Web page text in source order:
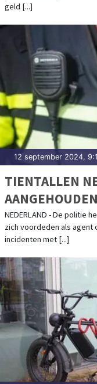
geld [...]
12 september 2024,
TIENTALLEN
AANGEHOUDEN
NEDERLAND - De politie
zich voordeden als agent
incidenten met [...]